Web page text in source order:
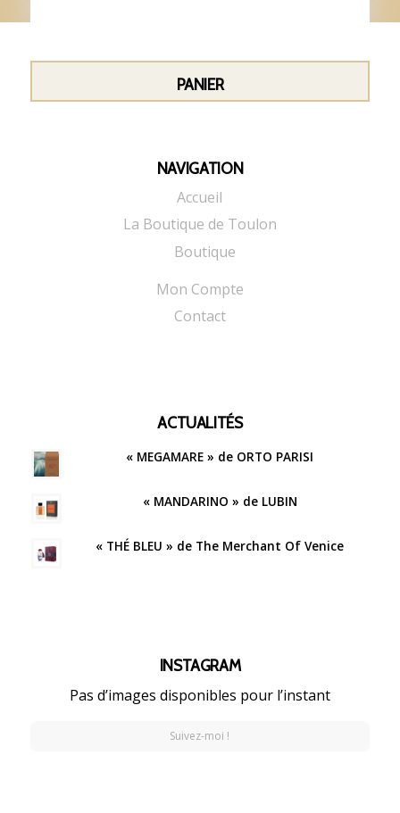
PANIER
NAVIGATION
Accueil
La Boutique de Toulon
Boutique
Mon Compte
Contact
ACTUALITÉS
« MEGAMARE » de ORTO PARISI
« MANDARINO » de LUBIN
« THÉ BLEU » de The Merchant Of Venice
INSTAGRAM
Pas d’images disponibles pour l’instant
Suivez-moi !